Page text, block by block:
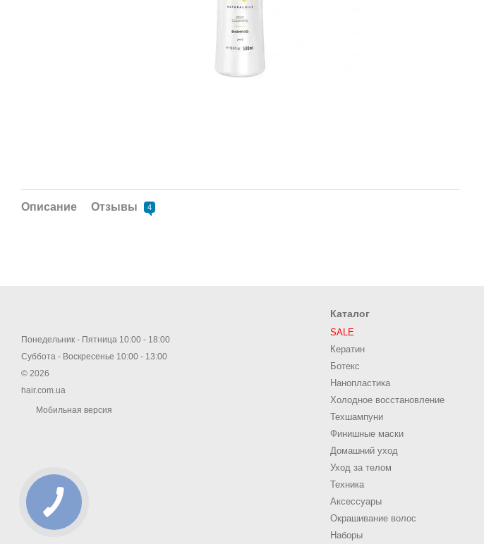
Описание Отзывы 4
Понедельник - Пятница 10:00 - 18:00
Суббота - Воскресенье 10:00 - 13:00
© 2026
hair.com.ua
Мобильная версия
Каталог
SALE
Кератин
Ботекс
Нанопластика
Холодное восстановление
Техшампуни
Финишные маски
Домашний уход
Уход за телом
Техника
Аксессуары
Окрашивание волос
Наборы